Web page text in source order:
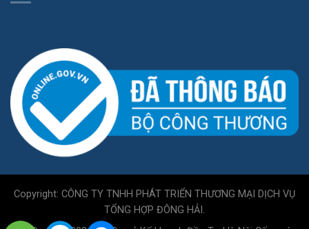
Copyright: CÔNG TY TNHH PHÁT TRIỂN THƯƠNG MẠI DỊCH VỤ
TỔNG HỢP ĐÔNG HẢI.